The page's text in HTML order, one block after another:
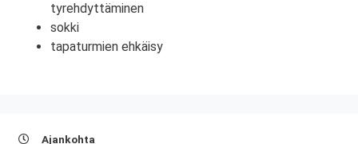
tyrehdyttäminen
sokki
tapaturmien ehkäisy
Ajankohta